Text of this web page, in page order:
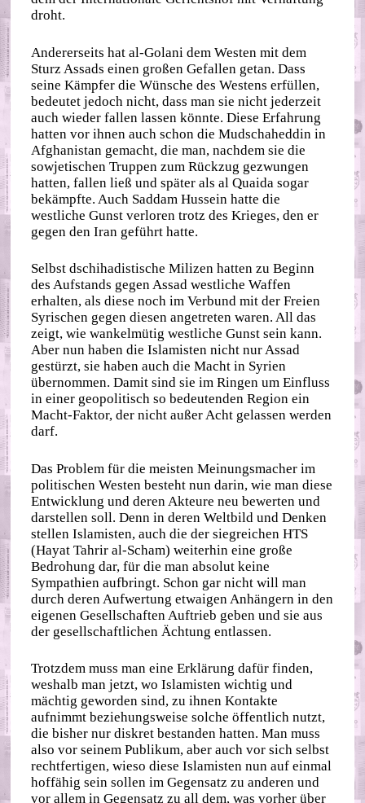
droht.
Andererseits hat al-Golani dem Westen mit dem
Sturz Assads einen großen Gefallen getan. Dass
seine Kämpfer die Wünsche des Westens erfüllen,
bedeutet jedoch nicht, dass man sie nicht jederzeit
auch wieder fallen lassen könnte. Diese Erfahrung
hatten vor ihnen auch schon die Mudschaheddin in
Afghanistan gemacht, die man, nachdem sie die
sowjetischen Truppen zum Rückzug gezwungen
hatten, fallen ließ und später als al Quaida sogar
bekämpfte. Auch Saddam Hussein hatte die
westliche Gunst verloren trotz des Krieges, den er
gegen den Iran geführt hatte.
Selbst dschihadistische Milizen hatten zu Beginn
des Aufstands gegen Assad westliche Waffen
erhalten, als diese noch im Verbund mit der Freien
Syrischen gegen diesen angetreten waren. All das
zeigt, wie wankelmütig westliche Gunst sein kann.
Aber nun haben die Islamisten nicht nur Assad
gestürzt, sie haben auch die Macht in Syrien
übernommen. Damit sind sie im Ringen um Einfluss
in einer geopolitisch so bedeutenden Region ein
Macht-Faktor, der nicht außer Acht gelassen werden
darf.
Das Problem für die meisten Meinungsmacher im
politischen Westen besteht nun darin, wie man diese
Entwicklung und deren Akteure neu bewerten und
darstellen soll. Denn in deren Weltbild und Denken
stellen Islamisten, auch die der siegreichen HTS
(Hayat Tahrir al-Scham) weiterhin eine große
Bedrohung dar, für die man absolut keine
Sympathien aufbringt. Schon gar nicht will man
durch deren Aufwertung etwaigen Anhängern in den
eigenen Gesellschaften Auftrieb geben und sie aus
der gesellschaftlichen Ächtung entlassen.
Trotzdem muss man eine Erklärung dafür finden,
weshalb man jetzt, wo Islamisten wichtig und
mächtig geworden sind, zu ihnen Kontakte
aufnimmt beziehungsweise solche öffentlich nutzt,
die bisher nur diskret bestanden hatten. Man muss
also vor seinem Publikum, aber auch vor sich selbst
rechtfertigen, wieso diese Islamisten nun auf einmal
hoffähig sein sollen im Gegensatz zu anderen und
vor allem in Gegensatz zu all dem, was vorher über